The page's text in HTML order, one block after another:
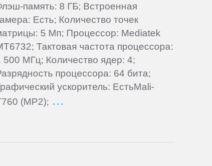
память: 8 ГБ; Встроенная
Есть; Количество точек
5 Мп; Процессор: Mediatek
Тактовая частота процессора:
500 МГц; Количество ядер: 4;
процессора: 64 бита;
ускоритель: ЕстьMali-
(MP2);